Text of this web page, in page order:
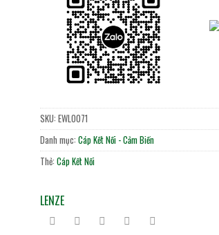
SKU:EWL0071
Danh mục:Cáp Kết Nối - Cảm Biến
Thẻ:Cáp Kết Nối
LENZE